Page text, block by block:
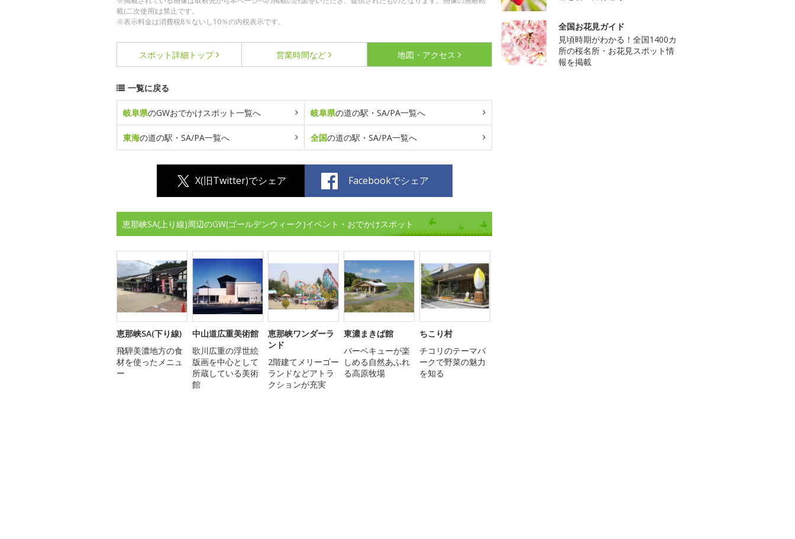
載(二次使用)は禁止です。
※表示料金は消費税8％ないし10％の内税表示です。
スポット詳細 トップ 営業時間など 地図・アクセス
一覧に戻る
岐阜県のGWおでかけスポット一覧へ 岐阜県の道の駅・SA/PA一覧へ
東海の道の駅・SA/PA一覧へ 全国の道の駅・SA/PA一覧へ
X(旧Twitter)でシェア Facebookでシェア
恵那峡SA(上り線)周辺のGW(ゴールデンウィーク)イベント・おでかけスポット
恵那峡SA(下り線)
飛騨美濃地方の食
材を使ったメニュ
ー
中山道広重美術館
歌川広重の浮世絵
版画を中心として
所蔵している美術
館
恵那峡ワンダーラ
ンド
2階建てメリーゴー
ランドなどアトラ
クションが充実
東濃まきば館
バーベキューが楽
しめる自然あふれ
る高原牧場
ちこり村
チコリのテーマパ
ークで野菜の魅力
を知る
全国お花見ガイド
見頃時期がわかる！全国1400カ
所の桜名所・お花見スポット情
報を掲載